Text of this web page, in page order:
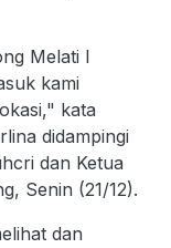
Melati I
kami
kata
didampingi
dan Ketua
Senin (21/12).
dan